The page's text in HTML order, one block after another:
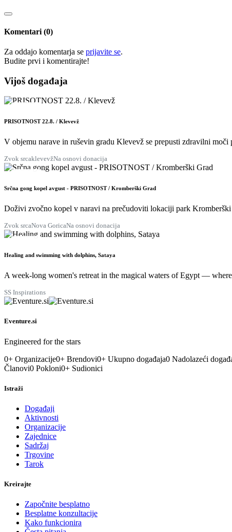
Komentari (0)
Za oddajo komentarja se prijavite se.
Budite prvi i ​​komentirajte!
Vijoš događaja
KOL
PRISOTNOST 22.8. / Klevevž
V objemu narave in ruševin gradu Klevevž se prepusti zdravilni
Zvok srcaklevevžNa osnovi donacija
Srčna gong kopel avgust - PRISOTNOST / Kromberški Grad
Doživi zvočno kopel v naravi na prečudoviti lokaciji park
Zvok srcaNova GoricaNa osnovi donacija
KOL
Healing and swimming with dolphins, Sataya
A week-long women's retreat in the magical waters of Egypt —
SS Inspirations
Eventure.si
Engineered for the stars
0+ Organizacije0+ Brendovi0+ Ukupno događaja0 Nadolazeći
Članovi0 Pokloni0+ Sudionici
Istraži
Događaji
Aktivnosti
Organizacije
Zajednice
Sadržaj
Trgovine
Tarok
Kreirajte
Započnite besplatno
Besplatne konzultacije
Kako funkcionira